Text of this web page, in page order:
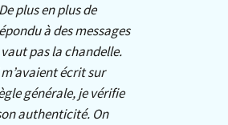
plus en plus de
à des messages
vaut pas la chandelle.
écrit sur
générale, je vérifie
authenticité. On